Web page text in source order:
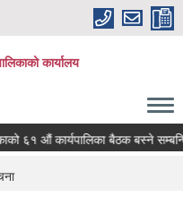
कार्यालय
६१ औं कार्यपालिका बैठक बस्ने